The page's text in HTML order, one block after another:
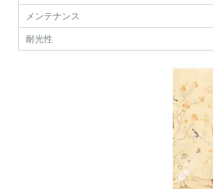
メンテナンス
耐光性